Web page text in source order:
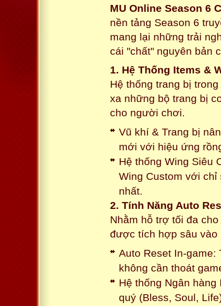
MU Online Season 6
nền tảng Season 6
mang lại những trải
cái "chất" nguyên bản
1. Hệ Thống Items &
Hệ thống trang bị
xa những bộ trang bị
cho người chơi.
Vũ khí & Trang bị
mới với hiệu ứng
Hệ thống Wing Siêu
Wing Custom với
nhất.
2. Tính Năng Auto
Nhằm hỗ trợ tối đa
được tích hợp sâu vào
Auto Reset In-game:
không cần thoát
Hệ thống Ngân
quý (Bless, Soul,